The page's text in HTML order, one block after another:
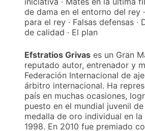
de dama en el entorno del rey
para el rey · Falsas defensas ·
de calidad · El plan
Efstratios Grivas es un Gran
reputado autor, entrenador y
Federación Internacional de
árbitro internacional. Ha
país en muchas ocasiones,
puesto en el mundial juvenil
medalla de oro individual en
1998. En 2010 fue premiado